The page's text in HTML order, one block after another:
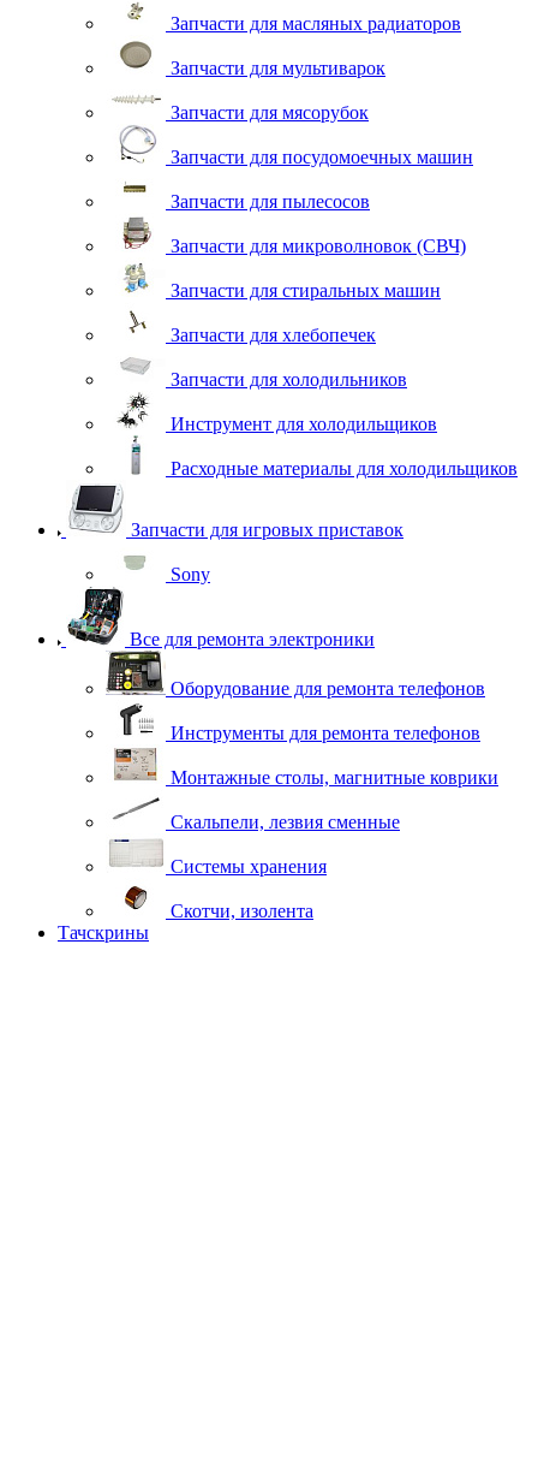
Запчасти для масляных радиаторов
Запчасти для мультиварок
Запчасти для мясорубок
Запчасти для посудомоечных машин
Запчасти для пылесосов
Запчасти для микроволновок (СВЧ)
Запчасти для стиральных машин
Запчасти для хлебопечек
Запчасти для холодильников
Инструмент для холодильщиков
Расходные материалы для холодильщиков
Запчасти для игровых приставок
Sony
Все для ремонта электроники
Оборудование для ремонта телефонов
Инструменты для ремонта телефонов
Монтажные столы, магнитные коврики
Скальпели, лезвия сменные
Системы хранения
Скотчи, изолента
Тачскрины